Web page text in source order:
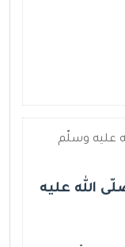
الله عليه